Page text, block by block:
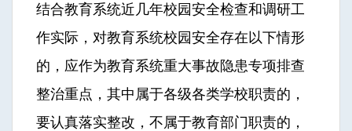
结合教育系统近几年校园安全检查和调研工
作实际，对教育系统校园安全存在以下情形
的，应作为教育系统重大事故隐患专项排查
整治重点，其中属于各级各类学校职责的，
要认真落实整改，不属于教育部门职责的，